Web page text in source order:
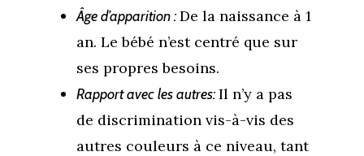
Âge d’apparition :De la naissance à 1
an. Le bébé n’est centré que sur
ses propres besoins.
Rapport avec les autres:Il n’y a pas
de discrimination vis-à-vis des
autres couleurs à ce niveau, tant